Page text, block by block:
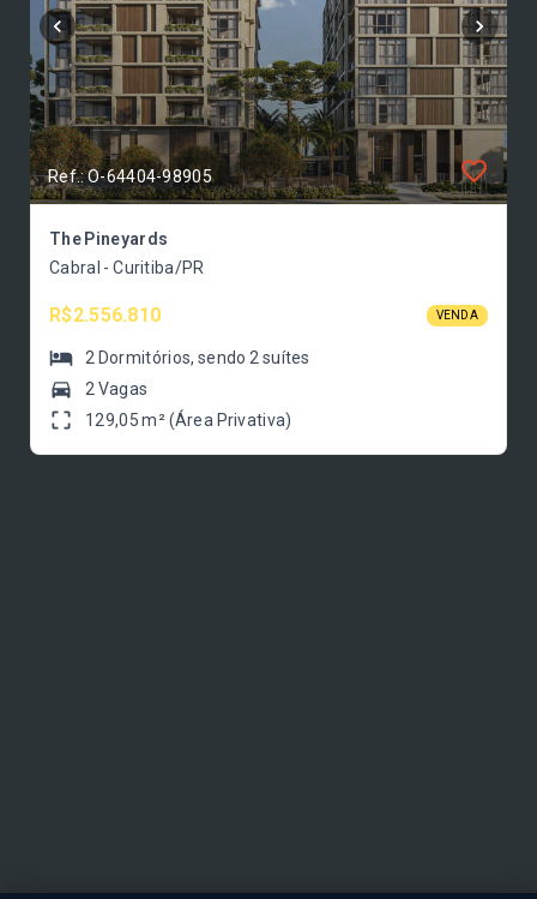
Ref.: O-64404-98905
The Pineyards
Cabral - Curitiba/PR
R$2.556.810 VENDA
2 Dormitórios, sendo2suítes
2 Vagas
129,05 m² (Área Privativa)